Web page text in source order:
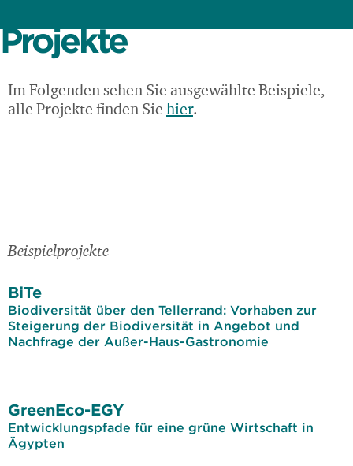
Projekte
Im Folgenden sehen Sie ausgewählte Beispiele,
alle Projekte finden Sie hier.
Beispielprojekte
BiTe
Biodiversität über den Tellerrand: Vorhaben zur
Steigerung der Biodiversität in Angebot und
Nachfrage der Außer-Haus-Gastronomie
GreenEco-EGY
Entwicklungspfade für eine grüne Wirtschaft in
Ägypten